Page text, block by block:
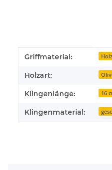
Produkteigenschaft
Wert
Griffmaterial: Holz
Holzart:
Klingenlänge: 16
Klingenmaterial: